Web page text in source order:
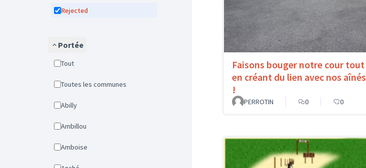
Rejected
Portée
Tout
Toutes les communes
Abilly
Ambillou
Amboise
Faisons bouger notre cour tout
en créant du lien avec nos aînés
!
PERROTIN 0 0